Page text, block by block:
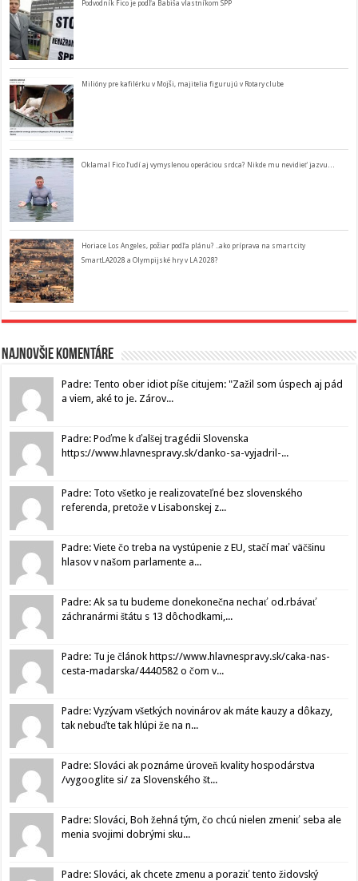
Podvodník Fico je podľa Babiša vlastníkom SPP
Milióny pre kafilérku v Mojši, majitelia figurujú v Rotary clube
Oklamal Fico ľudí aj vymyslenou operáciou srdca? Nikde mu nevidieť jazvu…
Horiace Los Angeles, požiar podľa plánu? ..ako príprava na smart city
SmartLA2028 a Olympijské hry v LA 2028?
Najnovšie komentáre
Padre: Tento ober idiot píše citujem: "Zažil som úspech aj pád
a viem, aké to je. Zárov...
Padre: Poďme k ďalšej tragédii Slovenska
https://www.hlavnespravy.sk/danko-sa-vyjadril-...
Padre: Toto všetko je realizovateľné bez slovenského
referenda, pretože v Lisabonskej z...
Padre: Viete čo treba na vystúpenie z EU, stačí mať väčšinu
hlasov v našom parlamente a...
Padre: Ak sa tu budeme donekonečna nechať od.rbávať
záchranármi štátu s 13 dôchodkami,...
Padre: Tu je článok https://www.hlavnespravy.sk/caka-nas-
cesta-madarska/4440582 o čom v...
Padre: Vyzývam všetkých novinárov ak máte kauzy a dôkazy,
tak nebuďte tak hlúpi že na n...
Padre: Slováci ak poznáme úroveň kvality hospodárstva
/vygooglite si/ za Slovenského št...
Padre: Slováci, Boh žehná tým, čo chcú nielen zmeniť seba ale
menia svojimi dobrými sku...
Padre: Slováci, ak chcete zmenu a poraziť tento židovský